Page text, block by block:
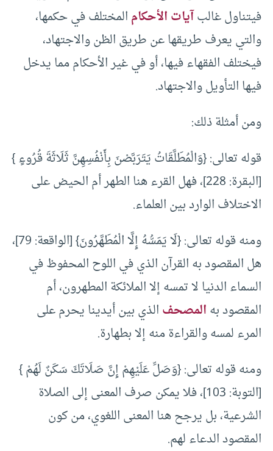
فيتناول غالبآيات الأحكامالمختلف في حكمها،
والتي يعرف طريقها عن طريق الظن والاجتهاد،
فيختلف الفقهاء فيها، أو في غير الأحكام مما يدخل
فيها التأويل والاجتهاد.
ومن أمثلة ذلك:
قوله تعالى: {وَالْمُطَلَّقَاتُ يَتَرَبَّصْنَ بِأَنْفُسِهِنَّ ثَلَاثَةَ قُرُوءٍ }
[البقرة: 228]، فهل القرء هنا الطهر أم الحيض على
الاختلاف الوارد بين العلماء.
ومنه قوله تعالى: {لَا يَمَسُّهُ إِلَّا الْمُطَهَّرُونَ} [الواقعة: 79]،
هل المقصود به القرآن الذي في اللوح المحفوظ في
السماء الدنيا لا تمسه إلا الملائكة المطهرون، أم
المقصود بهالمصحفالذي بين أيدينا يحرم على
المرء لمسه والقراءة منه إلا بطهارة.
ومنه قوله تعالى: {وَصَلِّ عَلَيْهِمْ إِنَّ صَلَاتَكَ سَكَنٌ لَهُمْ }
[التوبة: 103]، فلا يمكن صرف المعنى إلى الصلاة
الشرعية، بل يرجح هنا المعنى اللغوي، من كون
المقصود الدعاء لهم.